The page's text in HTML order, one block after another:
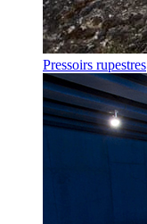
Pressoirs rupestres